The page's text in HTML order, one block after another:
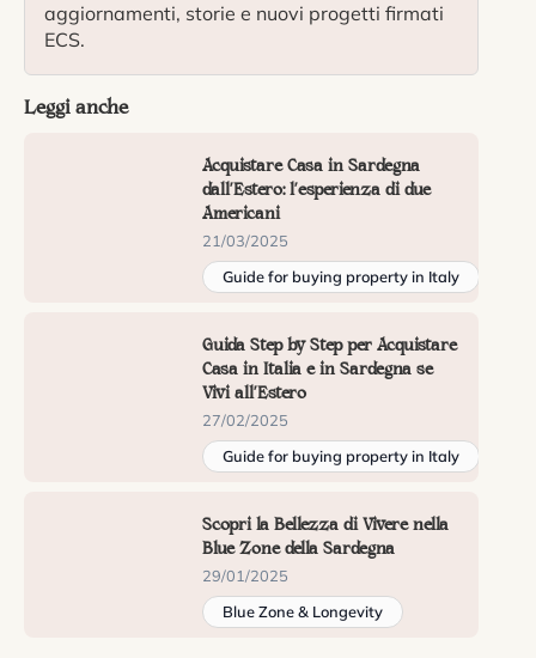
aggiornamenti, storie e nuovi progetti firmati
ECS.
Leggi anche
Acquistare Casa in Sardegna
dall’Estero: l’esperienza di due
Americani
21/03/2025
Guide for buying property in Italy
Guida Step by Step per Acquistare
Casa in Italia e in Sardegna se
Vivi all’Estero
27/02/2025
Guide for buying property in Italy
Scopri la Bellezza di Vivere nella
Blue Zone della Sardegna
29/01/2025
Blue Zone & Longevity